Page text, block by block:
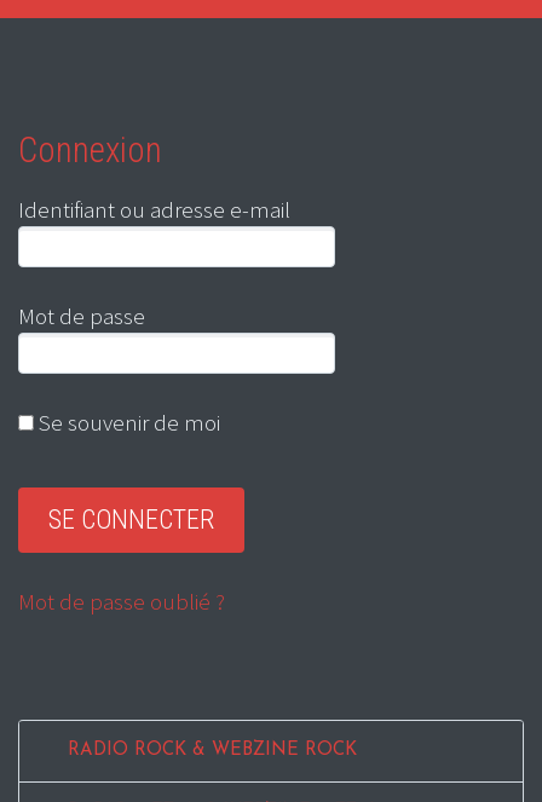
Connexion
Identifiant ou adresse e-mail
Mot de passe
Se souvenir de moi
Mot de passe oublié ?
RADIO ROCK & WEBZINE ROCK